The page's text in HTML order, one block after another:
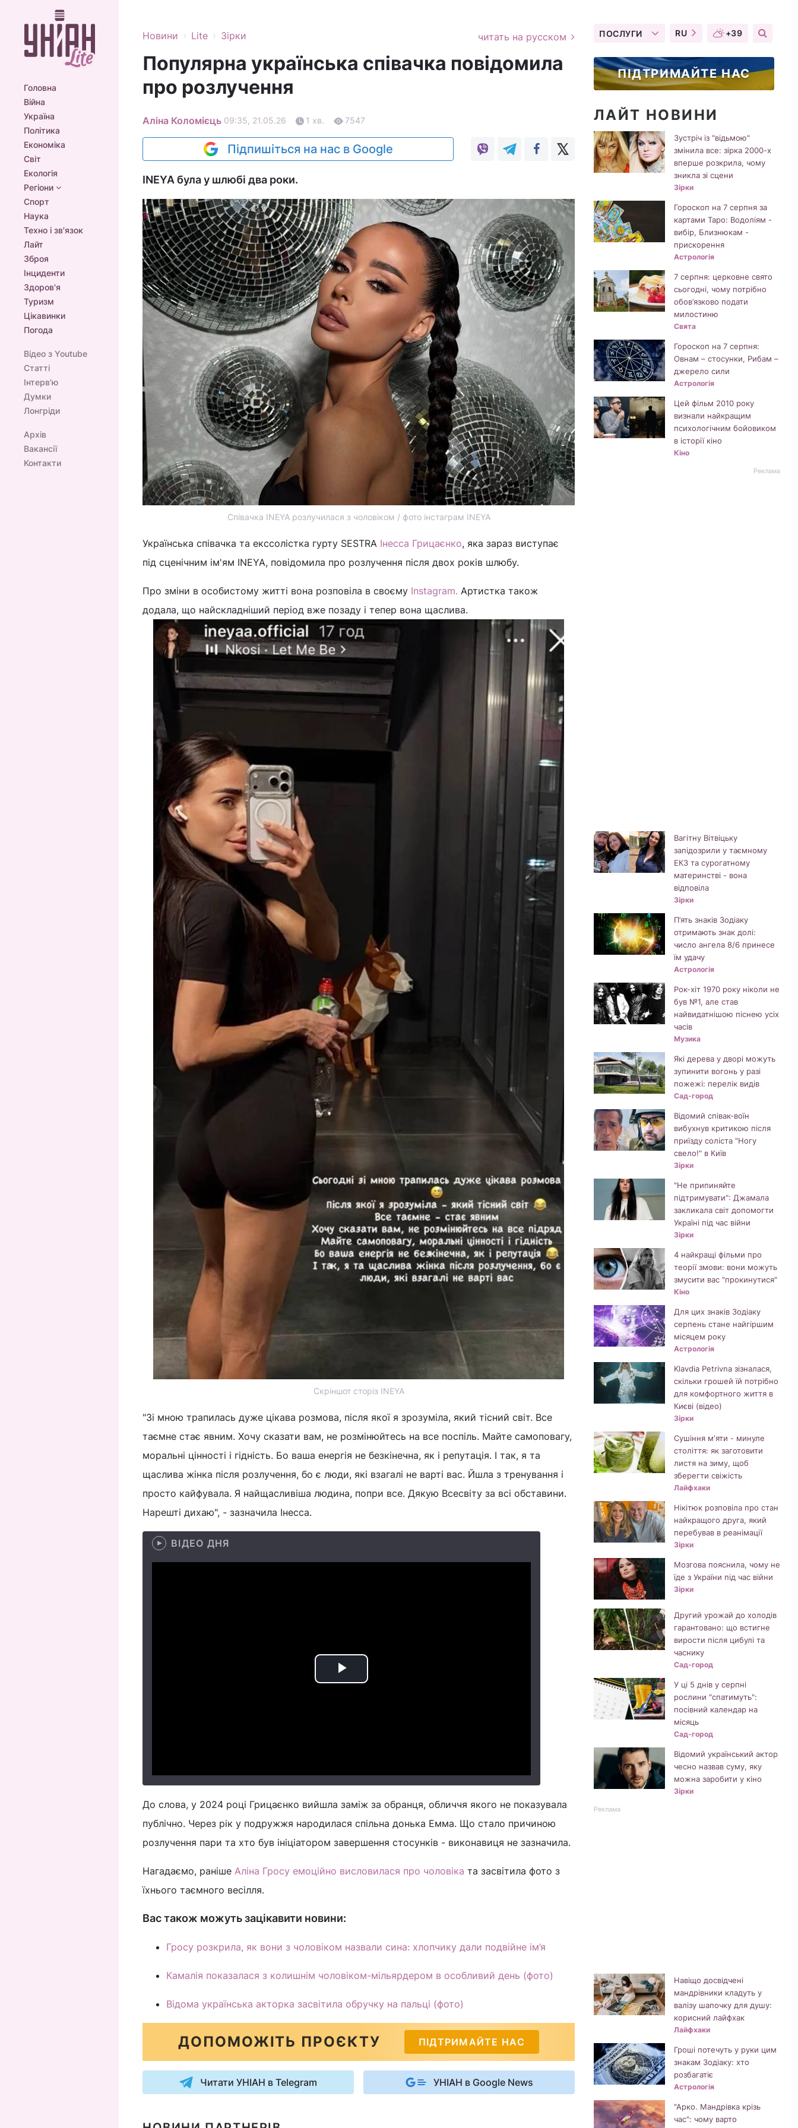
Головна
Війна
Україна
Політика
Економіка
Світ
Екологія
Регіони
Спорт
Наука
Техно і зв'язок
Лайт
Зброя
Інциденти
Здоров'я
Туризм
Цікавинки
Погода
Відео з Youtube
Статті
Інтерв'ю
Думки
Лонгріди
Архів
Вакансії
Контакти
Новини › Lite › Зірки читать на русском
Популярна українська співачка повідомила
про розлучення
Аліна Коломієць 09:35, 21.05.26 1 хв. 7547
Підпишіться на нас в Google
INEYA була у шлюбі два роки.
Співачка INEYA розлучилася з чоловіком / фото інстаграм INEYA
Українська співачка та екссолістка гурту SESTRA Інесса Грицаєнко, яка зараз виступає
під сценічним ім'ям INEYA, повідомила про розлучення після двох років шлюбу.
Про зміни в особистому житті вона розповіла в своєму Instagram. Артистка також
додала, що найскладніший період вже позаду і тепер вона щаслива.
Скріншот сторіз INEYA
"Зі мною трапилась дуже цікава розмова, після якої я зрозуміла, який тісний світ. Все
таємне стає явним. Хочу сказати вам, не розмінюйтесь на все поспіль. Майте самоповагу,
моральні цінності і гідність. Бо ваша енергія не безкінечна, як і репутація. І так, я та
щаслива жінка після розлучення, бо є люди, які взагалі не варті вас. Йшла з тренування і
просто кайфувала. Я найщасливіша людина, попри все. Дякую Всесвіту за всі обставини.
Нарешті дихаю", - зазначила Інесса.
ВІДЕО ДНЯ
Play
До слова, у 2024 році Грицаєнко вийшла заміж за обранця, обличчя якого не показувала
публічно. Через рік у подружжя народилася спільна донька Емма. Що стало причиною
розлучення пари та хто був ініціатором завершення стосунків - виконавиця не зазначила.
Нагадаємо, раніше Аліна Гросу емоційно висловилася про чоловіка та засвітила фото з
їхнього таємного весілля.
Вас також можуть зацікавити новини:
Гросу розкрила, як вони з чоловіком назвали сина: хлопчику дали подвійне ім’я
Камалія показалася з колишнім чоловіком-мільярдером в особливий день (фото)
Відома українська акторка засвітила обручку на пальці (фото)
ДОПОМОЖІТЬ ПРОЄКТУ ПІДТРИМАЙТЕ НАС
Читати УНІАН в Telegram УНІАН в Google News
ПОСЛУГИ RU +39
ПІДТРИМАЙТЕ НАС
ЛАЙТ НОВИНИ
Зустріч із "відьмою"
змінила все: зірка 2000-х
вперше розкрила, чому
зникла зі сцени
Зірки
Гороскоп на 7 серпня за
картами Таро: Водоліям -
вибір, Близнюкам -
прискорення
Астрологія
7 серпня: церковне свято
сьогодні, чому потрібно
обов’язково подати
милостиню
Свята
Гороскоп на 7 серпня:
Овнам – стосунки, Рибам –
джерело сили
Астрологія
Цей фільм 2010 року
визнали найкращим
психологічним бойовиком
в історії кіно
Кіно
Реклама
Вагітну Вітвіцьку
запідозрили у таємному
ЕКЗ та сурогатному
материнстві - вона
відповіла
Зірки
П’ять знаків Зодіаку
отримають знак долі:
число ангела 8/6 принесе
їм удачу
Астрологія
Рок-хіт 1970 року ніколи не
був №1, але став
найвидатнішою піснею усіх
часів
Музика
Які дерева у дворі можуть
зупинити вогонь у разі
пожежі: перелік видів
Сад-город
Відомий співак-воїн
вибухнув критикою після
приїзду соліста "Ногу
свело!" в Київ
Зірки
"Не припиняйте
підтримувати": Джамала
закликала світ допомогти
Україні під час війни
Зірки
4 найкращі фільми про
теорії змови: вони можуть
змусити вас "прокинутися"
Кіно
Для цих знаків Зодіаку
серпень стане найгіршим
місяцем року
Астрологія
Klavdia Petrivna зізналася,
скільки грошей їй потрібно
для комфортного життя в
Києві (відео)
Зірки
Сушіння м'яти - минуле
століття: як заготовити
листя на зиму, щоб
зберегти свіжість
Лайфхаки
Нікітюк розповіла про стан
найкращого друга, який
перебував в реанімації
Зірки
Мозгова пояснила, чому не
їде з України під час війни
Зірки
Другий урожай до холодів
гарантовано: що встигне
вирости після цибулі та
часнику
Сад-город
У ці 5 днів у серпні
рослини "спатимуть":
посівний календар на
місяць
Сад-город
Відомий український актор
чесно назвав суму, яку
можна заробити у кіно
Зірки
Реклама
Навіщо досвідчені
мандрівники кладуть у
валізу шапочку для душу:
корисний лайфхак
Лайфхаки
Гроші потечуть у руки цим
знакам Зодіаку: хто
розбагатіє
Астрологія
"Арко. Мандрівка крізь
час": чому варто